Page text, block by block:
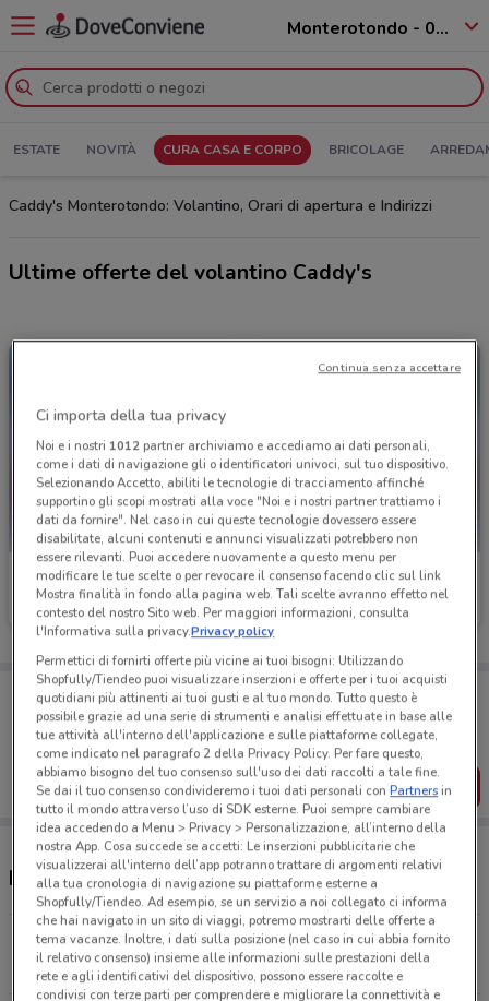
Monterotondo - 00015
ESTATE NOVITÀ CURA CASA E CORPO BRICOLAGE
Caddy's Monterotondo: Volantino, Orari di apertura e Indirizzi
Ultime offerte del volantino Caddy's
Caddy's
Scade il 18/08 19.3 km
Caddy's
Scade il 31/08
Porta DoveConviene sempre con te!
Puoi trovare le migliori offerte dei negozi vicino a te,
salvarle e creare la tua lista del risparmio, comodamente
dal tuo cellulare.
SCARICA L’APP
Negozi Caddy's a Monterotondo
Via dei Castani, 135-137 Roma
19.2 km
APERTO
Ci importa della tua privacy
Noi e i nostri 1012partner archiviamo e accediamo ai dati personali,
come i dati di navigazione gli o identificatori univoci, sul tuo dispositivo.
Selezionando Accetto, abiliti le tecnologie di tracciamento affinché
supportino gli scopi mostrati alla voce "Noi e i nostri partner trattiamo i
dati da fornire". Nel caso in cui queste tecnologie dovessero essere
disabilitate, alcuni contenuti e annunci visualizzati potrebbero non
essere rilevanti. Puoi accedere nuovamente a questo menu per
modificare le tue scelte o per revocare il consenso facendo clic sul link
Mostra finalità in fondo alla pagina web. Tali scelte avranno effetto nel
contesto del nostro Sito web. Per maggiori informazioni, consulta
l'Informativa sulla privacy.Privacy policy
Permettici di fornirti offerte più vicine ai tuoi bisogni: Utilizzando
Shopfully/Tiendeo puoi visualizzare inserzioni e offerte per i tuoi acquisti
quotidiani più attinenti ai tuoi gusti e al tuo mondo. Tutto questo è
possibile grazie ad una serie di strumenti e analisi effettuate in base alle
tue attività all'interno dell'applicazione e sulle piattaforme collegate,
come indicato nel paragrafo 2 della Privacy Policy. Per fare questo,
abbiamo bisogno del tuo consenso sull'uso dei dati raccolti a tale fine.
Se dai il tuo consenso condivideremo i tuoi dati personali conPartnersin
tutto il mondo attraverso l’uso di SDK esterne. Puoi sempre cambiare
idea accedendo a Menu > Privacy > Personalizzazione, all’interno della
nostra App. Cosa succede se accetti: Le inserzioni pubblicitarie che
visualizzerai all'interno dell’app potranno trattare di argomenti relativi
alla tua cronologia di navigazione su piattaforme esterne a
Shopfully/Tiendeo. Ad esempio, se un servizio a noi collegato ci informa
che hai navigato in un sito di viaggi, potremo mostrarti delle offerte a
tema vacanze. Inoltre, i dati sulla posizione (nel caso in cui abbia fornito
il relativo consenso) insieme alle informazioni sulle prestazioni della
rete e agli identificativi del dispositivo, possono essere raccolte e
condivisi con terze parti per comprendere e migliorare la connettività e
Continua senza accettare